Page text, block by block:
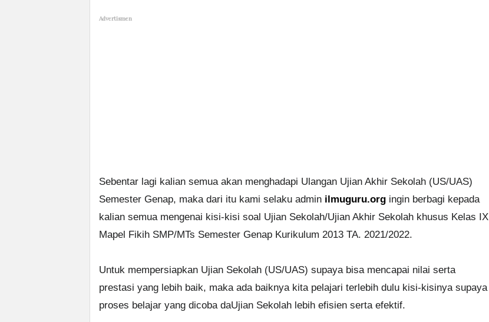
Advertismen
Sebentar lagi kalian semua akan menghadapi Ulangan Ujian Akhir Sekolah (US/UAS)
Semester Genap, maka dari itu kami selaku admin ilmuguru.org ingin berbagi kepada
kalian semua mengenai kisi-kisi soal Ujian Sekolah/Ujian Akhir Sekolah khusus Kelas IX
Mapel Fikih SMP/MTs Semester Genap Kurikulum 2013 TA. 2021/2022.
Untuk mempersiapkan Ujian Sekolah (US/UAS) supaya bisa mencapai nilai serta
prestasi yang lebih baik, maka ada baiknya kita pelajari terlebih dulu kisi-kisinya supaya
proses belajar yang dicoba daUjian Sekolah lebih efisien serta efektif.